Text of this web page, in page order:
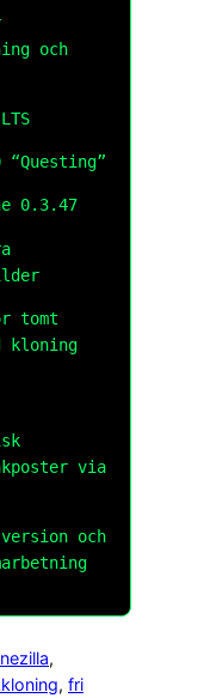
och
“Questing”
0.3.47
tomt
kloning
via
version och
, fri